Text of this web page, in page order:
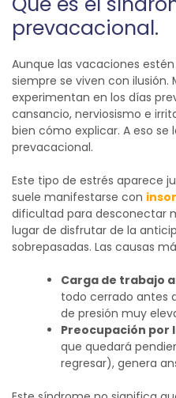
prevacacional.
Aunque las vacaciones
siempre se viven con ilusión.
experimentan en los días
cansancio, nerviosismo e
bien cómo explicar. A eso
prevacacional.
Este tipo de estrés aparece
suele manifestarse con
dificultad para desconectar
lugar de disfrutar de la
sobrepasadas. Las causas
Carga de trabajo
todo cerrado antes
de presión muy
Preocupación por
que quedará
regresar), genera